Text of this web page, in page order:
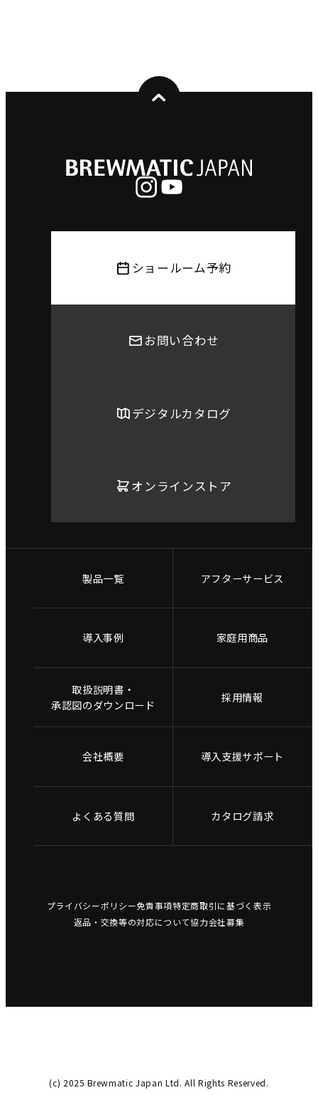
ショールーム予約
お問い合わせ
デジタルカタログ
オンラインストア
製品一覧 アフターサービス
導入事例 家庭用商品
取扱説明書・
承認図のダウンロード
採用情報
会社概要 導入支援サポート
よくある質問 カタログ請求
プライバシーポリシー免責事項特定商取引に基づく表示
返品・交換等の対応について協力会社募集
(c) 2025 Brewmatic Japan Ltd. All Rights Reserved.